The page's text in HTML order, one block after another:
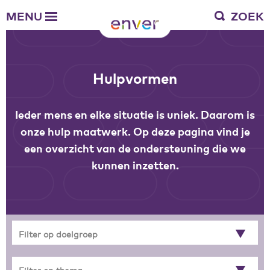
MENU ZOEK
Waar we voor staan
Werken bij Enver
Vacatures
Stages
Onze vrienden
Werkwijze
Contactgegevens
Hulpvormen
Ieder mens en elke situatie is uniek. Daarom is
onze hulp maatwerk. Op deze pagina vind je
een overzicht van de ondersteuning die we
kunnen inzetten.
Filter op doelgroep